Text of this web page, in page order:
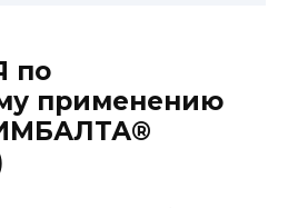
по
применению